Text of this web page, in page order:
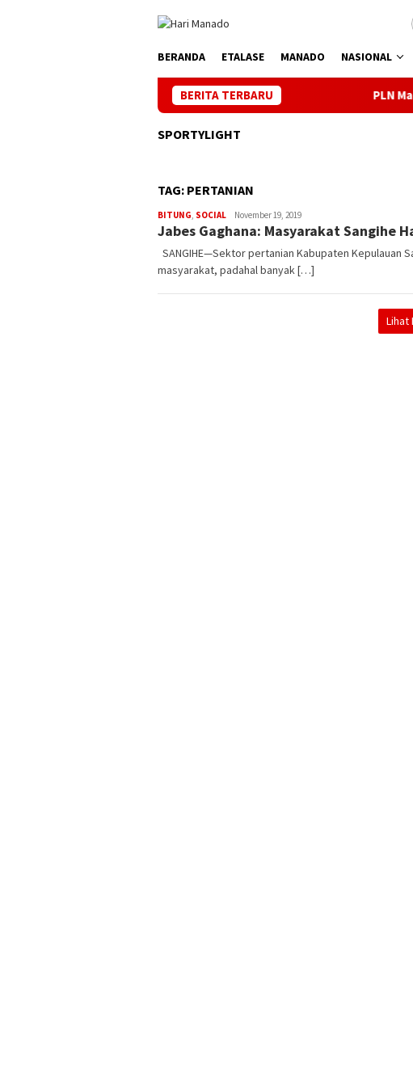
BERANDA ETALASE MANADO NASIONAL
BERITA TERBARU PLN Manado Minta
SPORTYLIGHT
TAG: PERTANIAN
BITUNG, SOCIAL ham
November 19, 2019
Jabes Gaghana: Masyarakat Sangihe
SANGIHE—Sektor pertanian Kabupaten Kepulauan
masyarakat, padahal banyak […]
Lihat